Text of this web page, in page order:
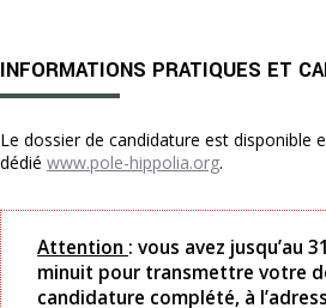
INFORMATIONS PRATIQUES ET
Le dossier de candidature est disponible
dédié www.pole-hippolia.org.
Attention : vous avez jusqu’au
minuit pour transmettre votre
candidature complété, à